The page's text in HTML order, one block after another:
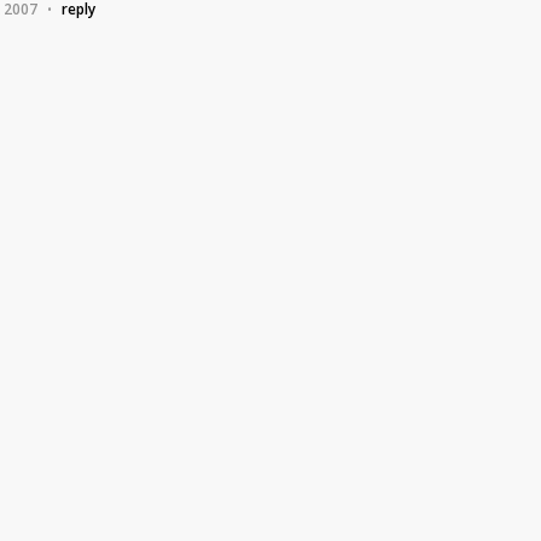
2007 • reply